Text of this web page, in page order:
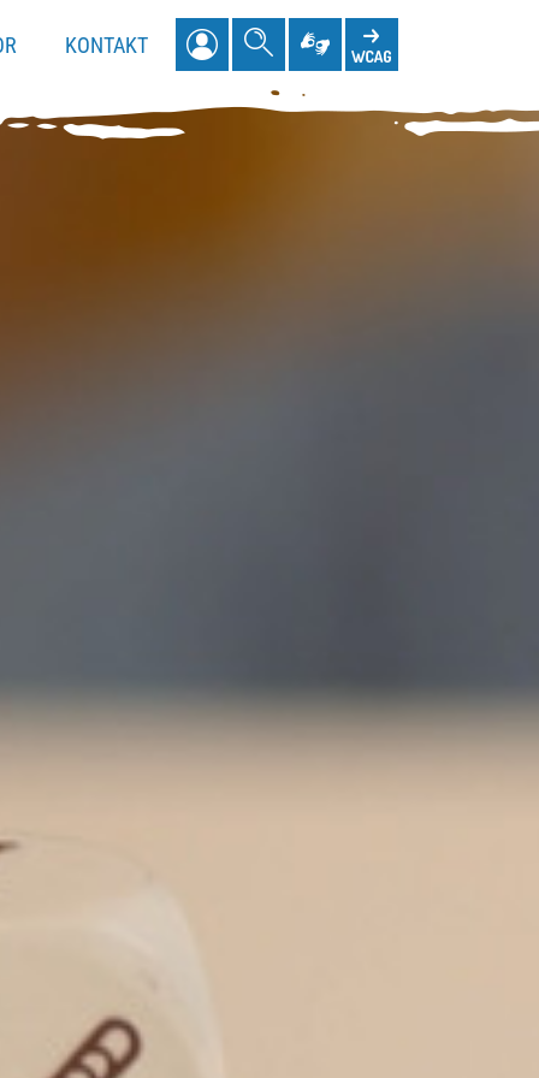
KONTAKT Twoje Konto
wyszukiwarka
język migowy